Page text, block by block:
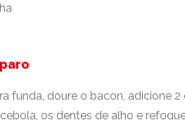
funda, doure o bacon, adicione
os dentes de alho e